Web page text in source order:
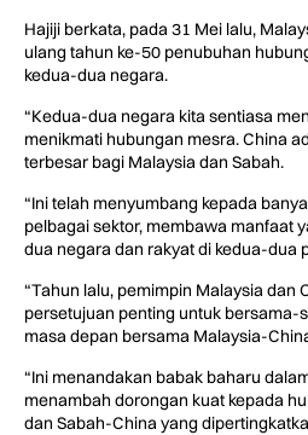
Hajiji berkata, pada 31 Mei lalu,
ulang tahun ke-50 penubuhan
kedua-dua negara.
“Kedua-dua negara kita sentiasa
menikmati hubungan mesra. China
terbesar bagi Malaysia dan Sabah.
“Ini telah menyumbang kepada
pelbagai sektor, membawa manfaat
dua negara dan rakyat di kedua-dua
“Tahun lalu, pemimpin Malaysia dan
persetujuan penting untuk bersama-
masa depan bersama Malaysia-
“Ini menandakan babak baharu
menambah dorongan kuat kepada
dan Sabah-China yang